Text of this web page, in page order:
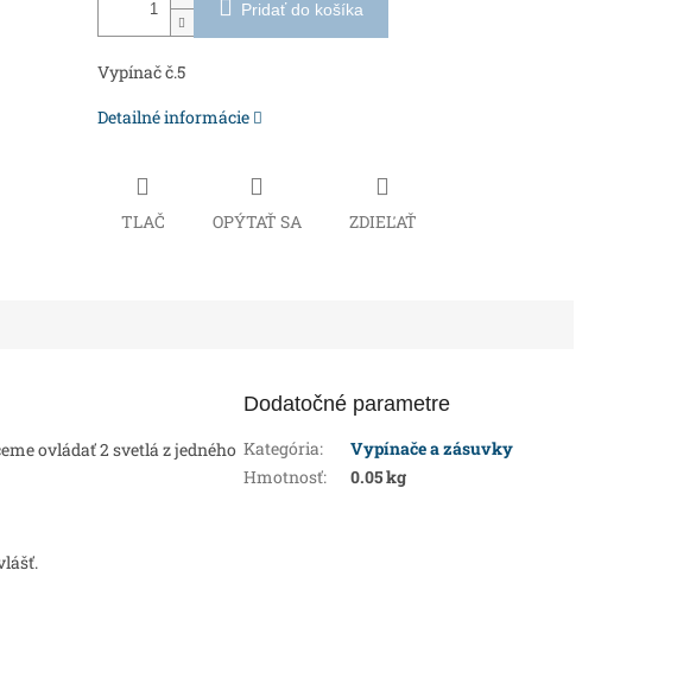
Pridať do košíka
Vypínač č.5
Detailné informácie
TLAČ OPÝTAŤ SA ZDIEĽAŤ
ovládať 2 svetlá z jedného
Dodatočné parametre
Kategória:
Vypínače a zásuvky
Hmotnosť: 0.05 kg